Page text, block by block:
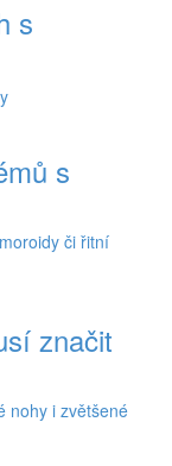
s
s
značit